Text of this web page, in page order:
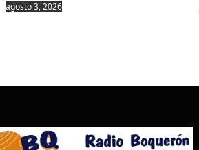
agosto 3, 2026